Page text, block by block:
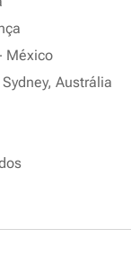
México
Austrália